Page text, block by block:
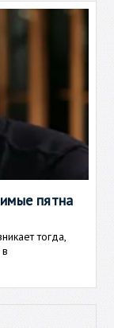
пятна
тогда,